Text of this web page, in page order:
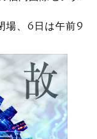
場、6日は午前9